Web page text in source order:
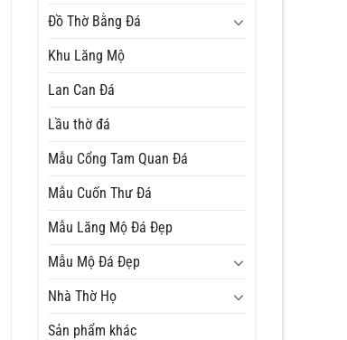
Đồ Thờ Bằng Đá
Khu Lăng Mộ
Lan Can Đá
Lầu thờ đá
Mẫu Cổng Tam Quan Đá
Mẫu Cuốn Thư Đá
Mẫu Lăng Mộ Đá Đẹp
Mẫu Mộ Đá Đẹp
Nhà Thờ Họ
Sản phẩm khác